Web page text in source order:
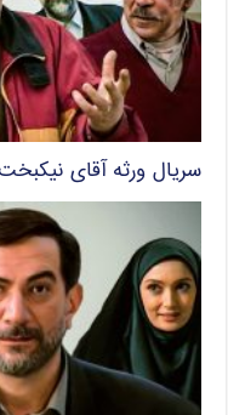
سریال ورثه آقای نیکبخت